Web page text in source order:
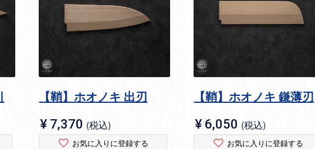
【鞘】ホオノキ 出刃
¥ 7,370 税込
お気に入りに登録する
【鞘】ホオノキ 鎌薄刃
¥ 6,050 税込
お気に入りに登録する